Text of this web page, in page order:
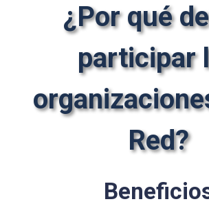
¿Por qué
participar
Red?